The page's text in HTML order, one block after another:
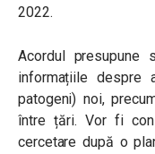
2022.
Acordul
informațiile despre
patogeni) noi,
între țări. Vor fi
cercetare după o